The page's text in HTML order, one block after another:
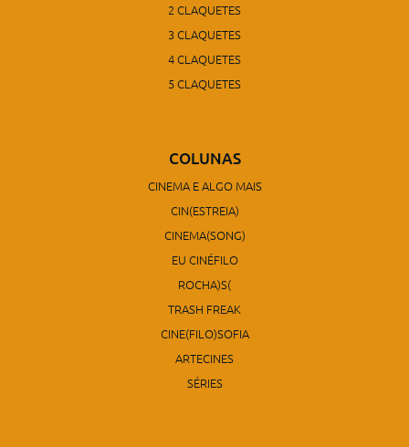
2 CLAQUETES
3 CLAQUETES
4 CLAQUETES
5 CLAQUETES
COLUNAS
CINEMA E ALGO MAIS
CIN(ESTREIA)
CINEMA(SONG)
EU CINÉFILO
ROCHA)S(
TRASH FREAK
CINE(FILO)SOFIA
ARTECINES
SÉRIES